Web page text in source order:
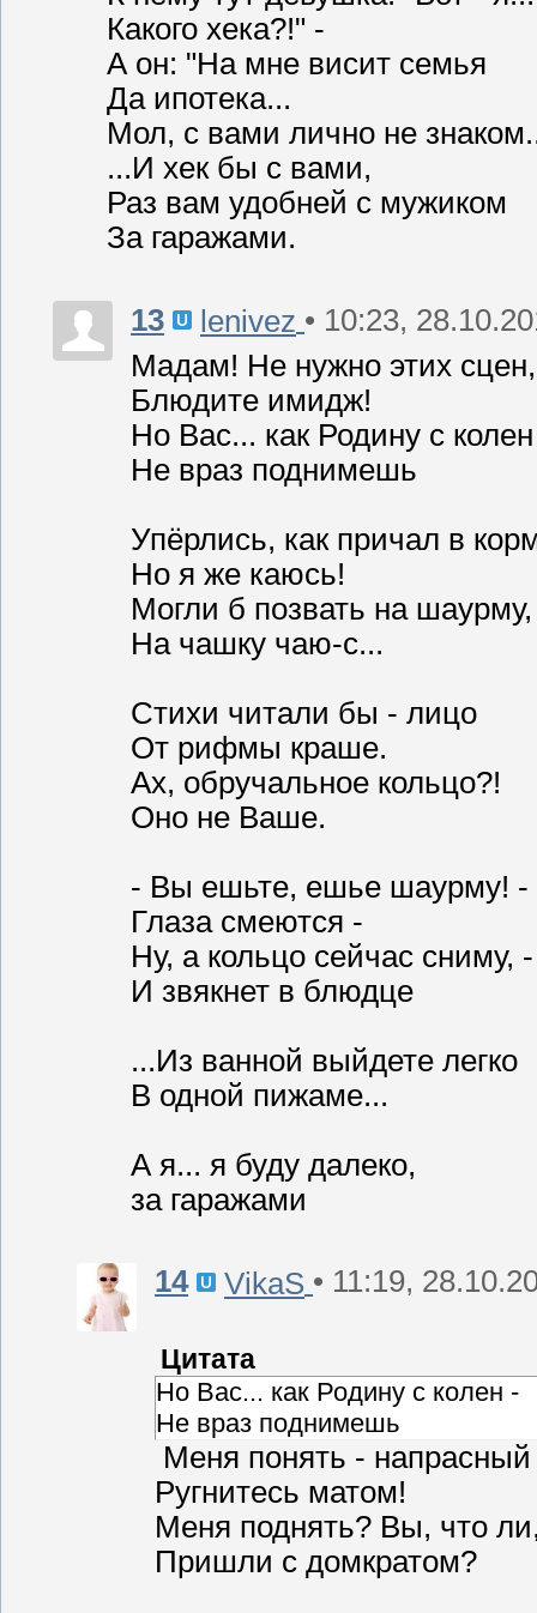
Какого хека?!" -
А он: "На мне висит семья
Да ипотека...
Мол, с вами лично не
...И хек бы с вами,
Раз вам удобней с мужиком
За гаражами.
13 lenivez • 10:23,
Мадам! Не нужно этих сцен,
Блюдите имидж!
Но Вас... как Родину с
Не враз поднимешь
Упёрлись, как причал в
Но я же каюсь!
Могли б позвать на шаурму,
На чашку чаю-с...
Стихи читали бы - лицо
От рифмы краше.
Ах, обручальное кольцо?!
Оно не Ваше.
- Вы ешьте, ешье шаурму! -
Глаза смеются -
Ну, а кольцо сейчас сниму, -
И звякнет в блюдце
...Из ванной выйдете легко
В одной пижаме...
А я... я буду далеко,
за гаражами
14 VikaS • 11:19,
Цитата
Но Вас... как Родину с колен -
Не враз поднимешь
Меня понять - напрасный
Ругнитесь матом!
Меня поднять? Вы, что
Пришли с домкратом?